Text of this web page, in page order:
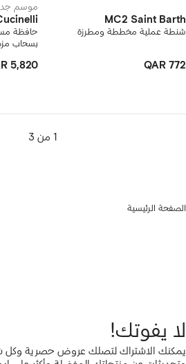
MC2 Saint Barth
شنطة عملية مخططة ومطرزة
QAR 772
موسم
حافظة
بسحاب
5,820
1 من 3
الصفحة الرئيسية
لا يفوتك!
يمكنك الاشتراك لتصلك عروض حصرية